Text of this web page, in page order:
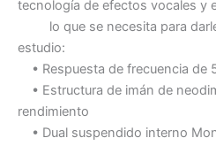
tecnología de efectos vocales y
lo que se necesita para
estudio:
• Respuesta de frecuencia de
• Estructura de imán de
rendimiento
• Dual suspendido interno